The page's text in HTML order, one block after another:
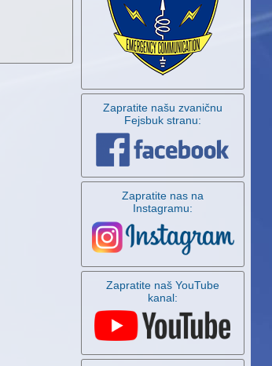
Zapratite našu zvaničnu
Fejsbuk stranu:
Zapratite nas na
Instagramu:
Zapratite naš YouTube
kanal: